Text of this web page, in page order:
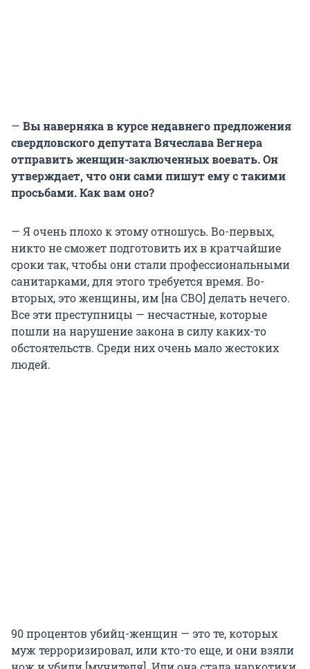
— Вы наверняка в курсе недавнего предложения
свердловского депутата Вячеслава Вегнера
отправить женщин-заключенных воевать. Он
утверждает, что они сами пишут ему с такими
просьбами. Как вам оно?
— Я очень плохо к этому отношусь. Во-первых,
никто не сможет подготовить их в кратчайшие
сроки так, чтобы они стали профессиональными
санитарками, для этого требуется время. Во-
вторых, это женщины, им [на СВО] делать нечего.
Все эти преступницы — несчастные, которые
пошли на нарушение закона в силу каких-то
обстоятельств. Среди них очень мало жестоких
людей.
90 процентов убийц-женщин — это те, которых
муж терроризировал, или кто-то еще, и они взяли